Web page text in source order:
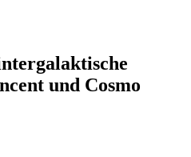
und Cosmo